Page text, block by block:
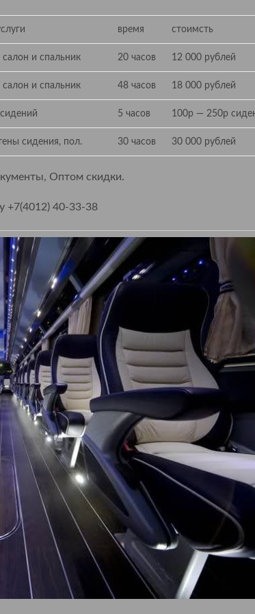
время стоимсть
салон и спальник 20 часов 12 000 рублей
салон и спальник 48 часов 18 000 рублей
5 часов 100р — 250р
сидения, пол. 30 часов 30 000 рублей
Оптом скидки.
+7(4012) 40-33-38